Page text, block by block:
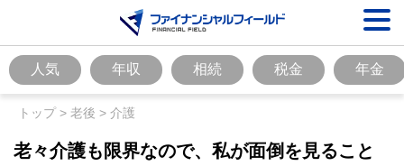
人気 年収 相続 税金 年金
トップ> 老後 > 介護
老々介護も限界なので、私が面倒を見ること